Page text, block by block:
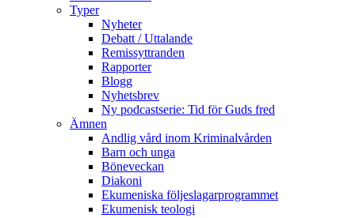
Typer
Nyheter
Debatt / Uttalande
Remissyttranden
Rapporter
Blogg
Nyhetsbrev
Ny podcastserie: Tid för Guds fred
Ämnen
Andlig vård inom Kriminalvården
Barn och unga
Böneveckan
Diakoni
Ekumeniska följeslagarprogrammet
Ekumenisk teologi